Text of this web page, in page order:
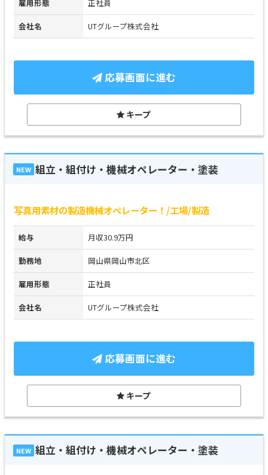
雇用形態 正社員
会社名 UTグループ株式会社
応募画面に進む
キープ
NEW 組立・組付け・機械オペレーター・塗装
写真用素材の製造機械オペレーター！/工場/製造
給与 月収30.9万円
勤務地 岡山県岡山市北区
雇用形態 正社員
会社名 UTグループ株式会社
応募画面に進む
キープ
NEW 組立・組付け・機械オペレーター・塗装